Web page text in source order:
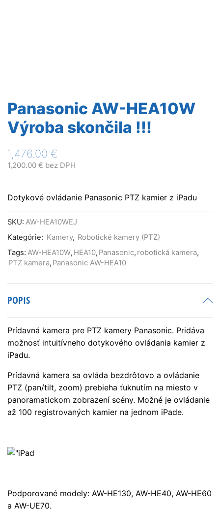
Panasonic AW-HEA10W
Výroba skončila !!!
1,476.00 €
1,200.00 € bez DPH
Dotykové ovládanie Panasonic PTZ kamier z iPadu
SKU: AW-HEA10WEJ
Kategórie: Kamery, Robotické kamery (PTZ)
Tags: AW-HEA10W, HEA10, Panasonic, robotická kamera,
PTZ kamera, Panasonic AW-HEA10
POPIS
Prídavná kamera pre PTZ kamery Panasonic. Pridáva
možnosť intuitívneho dotykového ovládania kamier z
iPadu.
Prídavná kamera sa ovláda bezdrôtovo a ovládanie
PTZ (pan/tilt, zoom) prebieha ťuknutím na miesto v
panoramatickom zobrazení scény. Možné je ovládanie
až 100 registrovaných kamier na jednom iPade.
Podporované modely: AW-HE130, AW-HE40, AW-HE60
a AW-UE70.